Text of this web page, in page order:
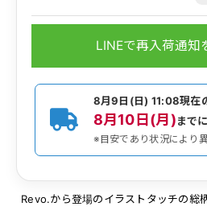
LINEで再入荷通知
8月9日(日) 11:08現在
8月10日(月)まで
※目安であり状況により
Revo.から登場のイラストタッチの総